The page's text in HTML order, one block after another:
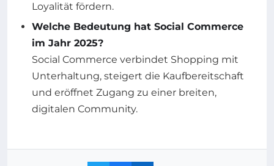
Loyalität fördern.
Welche Bedeutung hat Social Commerce
im Jahr 2025?
Social Commerce verbindet Shopping mit
Unterhaltung, steigert die Kaufbereitschaft
und eröffnet Zugang zu einer breiten,
digitalen Community.